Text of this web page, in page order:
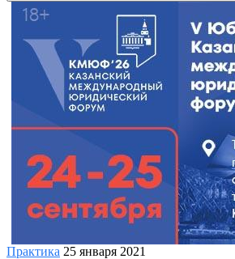
Практика 25 января 2021